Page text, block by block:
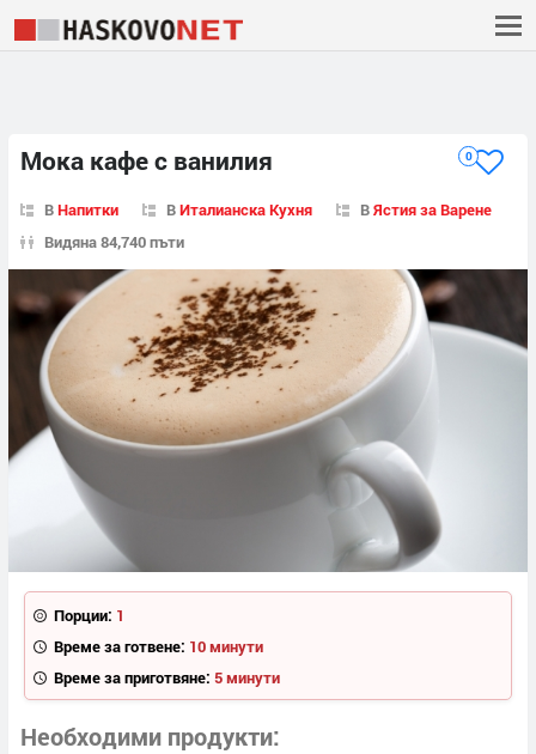
Мока кафе с ванилия 0
ВНапитки ВИталианска Кухня ВЯстия за Варене
Видяна 84,740 пъти
Порции: 1
Време за готвене: 10 минути
Време за приготвяне: 5 минути
Необходими продукти